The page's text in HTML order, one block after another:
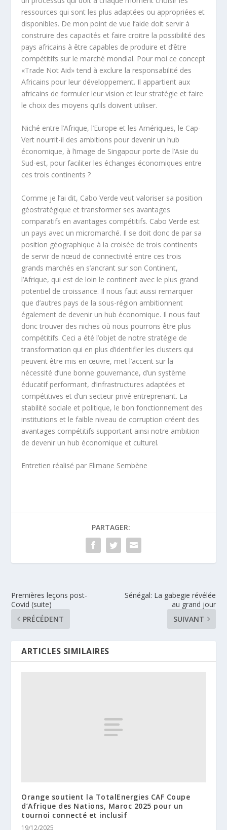
ressources qui sont les plus adaptées ou appropriées et
disponibles. De mon point de vue l’aide doit servir à
construire des capacités et faire croitre la possibilité des
pays africains à être capables de produire et d’être
compétitifs sur le marché mondial. Pour moi ce concept
«Trade Not Aid» tend à exclure la responsabilité des
Africains pour leur développement. Il appartient aux
africains de formuler leur vision et leur stratégie et faire
le choix des moyens qu’ils doivent utiliser.
Niché entre l’Afrique, l’Europe et les Amériques, le Cap-
Vert nourrit-il des ambitions pour devenir un hub
économique, à l’image de Singapour porte de l’Asie du
Sud-est, pour faciliter les échanges économiques entre
ces trois continents ?
Comme je l’ai dit, Cabo Verde veut valoriser sa position
géostratégique et transformer ses avantages
comparatifs en avantages compétitifs. Cabo Verde est
un pays avec un micromarché. Il se doit donc de par sa
position géographique à la croisée de trois continents
de servir de nœud de connectivité entre ces trois
grands marchés en s’ancrant sur son Continent,
l’Afrique, qui est de loin le continent avec le plus grand
potentiel de croissance. Il nous faut aussi remarquer
que d’autres pays de la sous-région ambitionnent
également de devenir un hub économique. Il nous faut
donc trouver des niches où nous pourrons être plus
compétitifs. Ceci a été l’objet de notre stratégie de
transformation qui en plus d’identifier les clusters qui
peuvent être mis en œuvre, met l’accent sur la
nécessité d’une bonne gouvernance, d’un système
éducatif performant, d’infrastructures adaptées et
compétitives et d’un secteur privé entreprenant. La
stabilité sociale et politique, le bon fonctionnement des
institutions et le faible niveau de corruption créent des
avantages compétitifs supportant ainsi notre ambition
de devenir un hub économique et culturel.
Entretien réalisé par Elimane Sembène
PARTAGER:
Premières leçons post-
Covid (suite)
PRÉCÉDENT
Sénégal: La gabegie révélée
au grand jour
SUIVANT
ARTICLES SIMILAIRES
Orange soutient la TotalEnergies CAF Coupe
d’Afrique des Nations, Maroc 2025 pour un
tournoi connecté et inclusif
19/12/2025